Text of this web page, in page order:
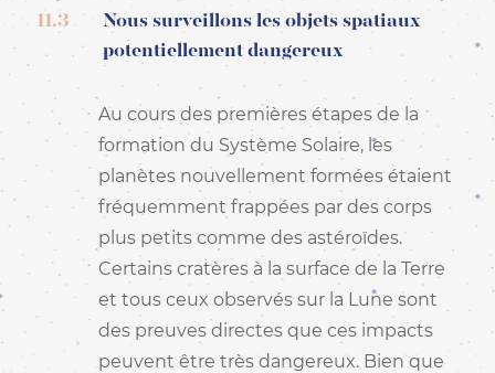
11.3
Nous surveillons les objets spatiaux
potentiellement dangereux
Au cours des premières étapes de la
formation du Système Solaire, les
planètes nouvellement formées étaient
fréquemment frappées par des corps
plus petits comme des astéroïdes.
Certains cratères à la surface de la Terre
et tous ceux observés sur la Lune sont
des preuves directes que ces impacts
peuvent être très dangereux. Bien que